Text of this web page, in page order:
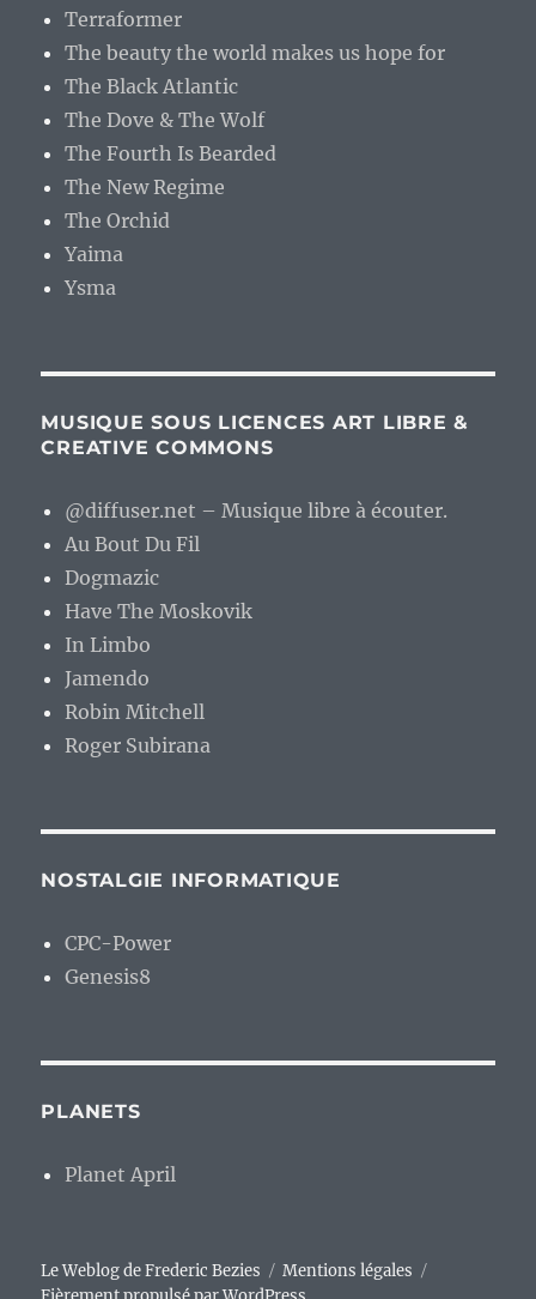
Terraformer
The beauty the world makes us hope for
The Black Atlantic
The Dove & The Wolf
The Fourth Is Bearded
The New Regime
The Orchid
Yaima
Ysma
MUSIQUE SOUS LICENCES ART LIBRE &
CREATIVE COMMONS
@diffuser.net – Musique libre à écouter.
Au Bout Du Fil
Dogmazic
Have The Moskovik
In Limbo
Jamendo
Robin Mitchell
Roger Subirana
NOSTALGIE INFORMATIQUE
CPC-Power
Genesis8
PLANETS
Planet April
Le Weblog de Frederic Bezies
Mentions légales